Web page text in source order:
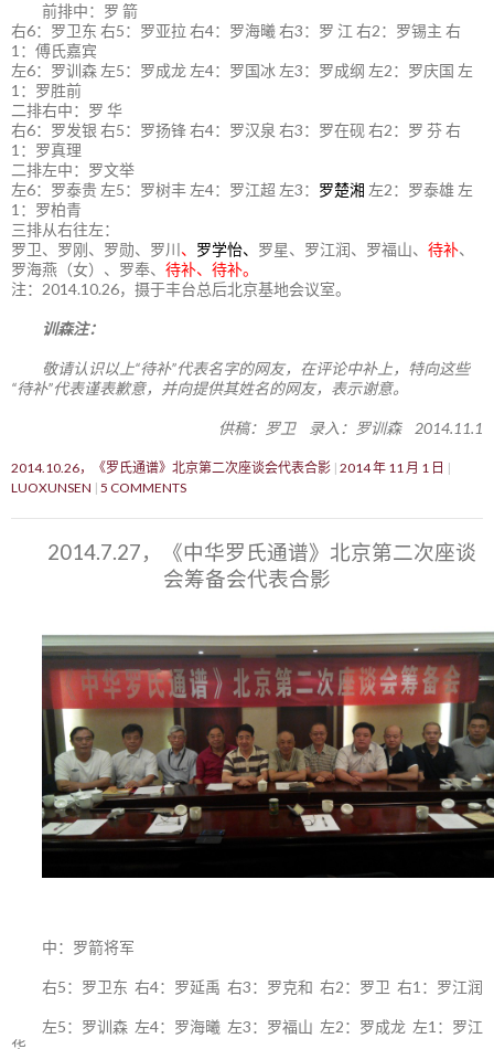
前排中：罗 箭
右6：罗卫东 右5：罗亚拉 右4：罗海曦 右3：罗 江 右2：罗锡主 右
1：傅氏嘉宾
左6：罗训森 左5：罗成龙 左4：罗国冰 左3：罗成纲 左2：罗庆国 左
1：罗胜前
二排右中：罗 华
右6：罗发银 右5：罗扬锋 右4：罗汉泉 右3：罗在砚 右2：罗 芬 右
1：罗真理
二排左中：罗文举
左6：罗泰贵 左5：罗树丰 左4：罗江超 左3： 罗楚湘 左2：罗泰雄 左
1：罗柏青
三排从右往左：
罗卫、罗刚、罗勋、罗川 、 罗学怡、 罗星、罗江润、罗福山、 待补、
罗海燕（女）、罗奉、 待补、待补。
注：2014.10.26，摄于丰台总后北京基地会议室。
训森注：
敬请认识以上“待补”代表名字的网友，在评论中补上，特向这些
“待补”代表谨表歉意，并向提供其姓名的网友，表示谢意。
供稿：罗卫 录入：罗训森 2014.11.1
2014.10.26，《罗氏通谱》北京第二次座谈会代表合影 2014 年 11 月 1 日
LUOXUNSEN 5 COMMENTS
2014.7.27，《中华罗氏通谱》北京第二次座谈
会筹备会代表合影
中：罗箭将军
右5：罗卫东 右4：罗延禹 右3：罗克和 右2：罗卫 右1：罗江润
左5：罗训森 左4：罗海曦 左3：罗福山 左2：罗成龙 左1：罗江